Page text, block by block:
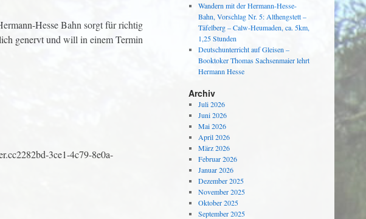
Hesse Bahn sorgt für richtig
genervt und will in einem Termin
3ce1-4c79-8e0a-
Wandern mit der Hermann-Hesse-
Bahn, Vorschlag Nr. 5: Althengstett –
Täfelberg – Calw-Heumaden, ca. 5km,
1,25 Stunden
Deutschunterricht auf Gleisen –
Booktoker Thomas Sachsenmaier lehrt
Hermann Hesse
Archiv
Juli 2026
Juni 2026
Mai 2026
April 2026
März 2026
Februar 2026
Januar 2026
Dezember 2025
November 2025
Oktober 2025
September 2025